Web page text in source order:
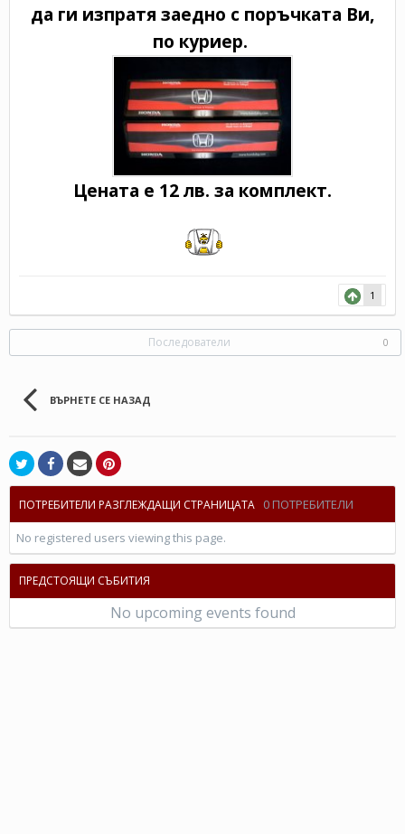
да ги изпратя заедно с поръчката Ви,
по куриер.
Цената е 12 лв. за комплект.
1
Последователи 0
ВЪРНЕТЕ СЕ НАЗАД
ПОТРЕБИТЕЛИ РАЗГЛЕЖДАЩИ СТРАНИЦАТА 0 ПОТРЕБИТЕЛИ
No registered users viewing this page.
ПРЕДСТОЯЩИ СЪБИТИЯ
No upcoming events found